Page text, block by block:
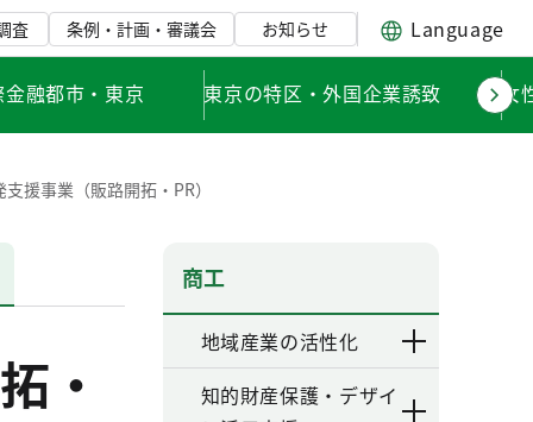
査 条例・計画・審議会 お知らせ Language
金融都市・東京 東京の特区・外国企業誘致 女
援事業（販路開拓・PR）
・
商工
地域産業の活性化
知的財産保護・デザイ